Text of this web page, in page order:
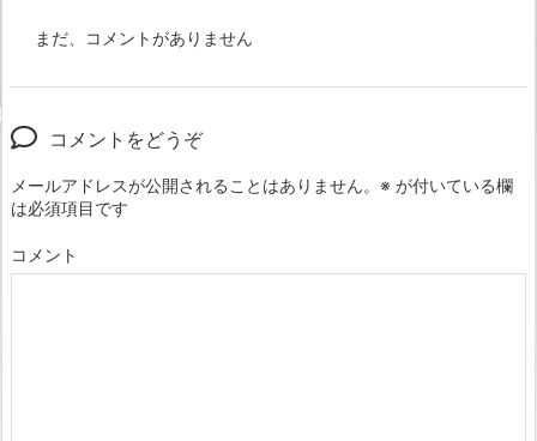
まだ、コメントがありません
コメントをどうぞ
メールアドレスが公開されることはありません。 ※ が付いている欄
は必須項目です
コメント